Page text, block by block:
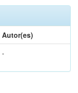
Autor(es)
-